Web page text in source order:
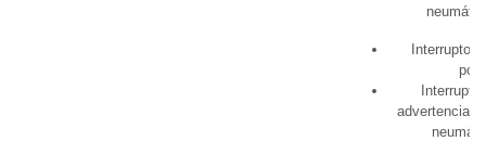
Interruptor
advertencia